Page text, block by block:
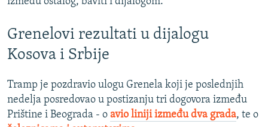
Grenelovi rezultati u dijalogu
Kosova i Srbije
Tramp je pozdravio ulogu Grenela koji je poslednjih
nedelja posredovao u postizanju tri dogovora između
Prištine i Beograda - o avio liniji između dva grada, te o